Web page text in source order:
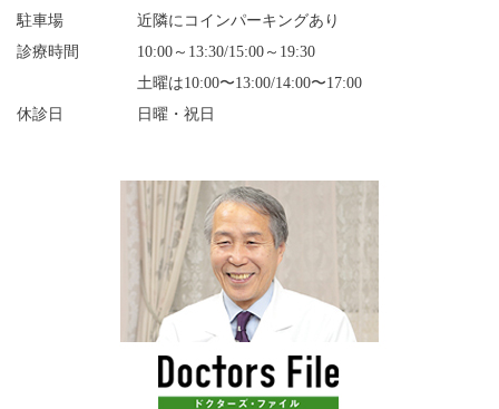
駐車場
近隣にコインパーキングあり
診療時間
10:00～13:30/15:00～19:30
土曜は10:00〜13:00/14:00〜17:00
休診日
日曜・祝日